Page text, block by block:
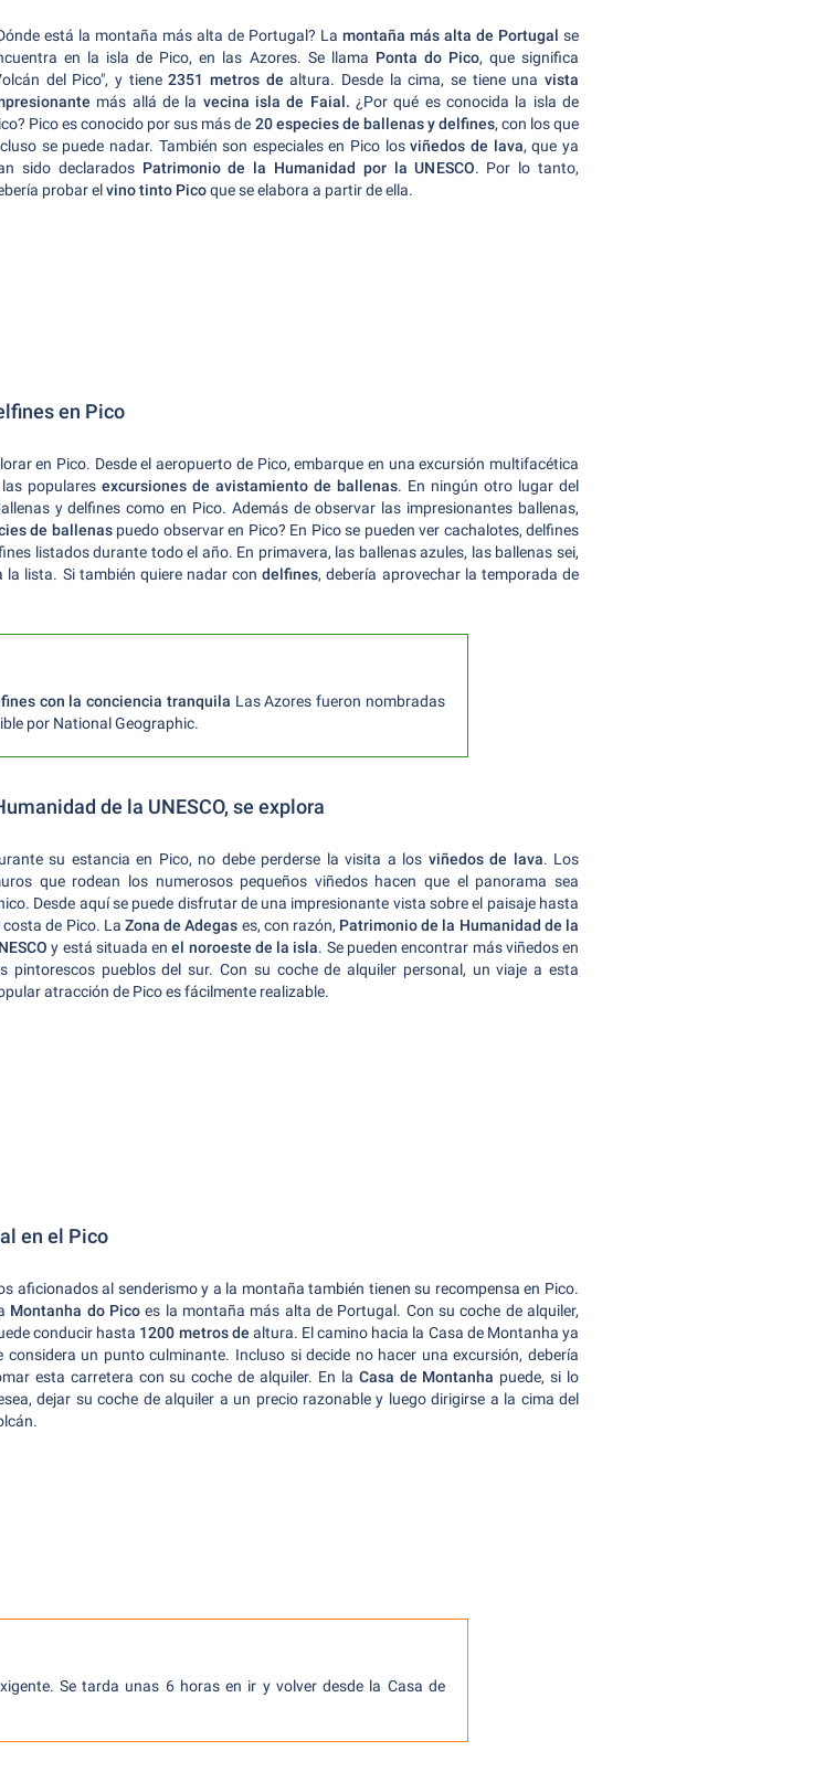
está la montaña más alta de Portugal? La montaña más alta de Portugal se
en la isla de Pico, en las Azores. Se llama Ponta do Pico, que significa
del Pico", y tiene2351 metros dealtura. Desde la cima, se tiene unavista
más allá de la vecina isla de Faial. ¿Por qué es conocida la isla de
Pico es conocido por sus más de 20 especies de ballenas y delfines, con los que
se puede nadar. También son especiales en Pico losviñedos de lava, que ya
sido declarados Patrimonio de la Humanidad por la UNESCO. Por lo tanto,
probar elvino tinto Picoque se elabora a partir de ella.
en Pico
en Pico. Desde el aeropuerto de Pico, embarque en una excursión multifacética
las popularesexcursiones de avistamiento de ballenas. En ningún otro lugar del
y delfines como en Pico. Además de observar las impresionantes ballenas,
de ballenaspuedo observar en Pico? En Pico se pueden ver cachalotes, delfines
listados durante todo el año. En primavera, las ballenas azules, las ballenas sei,
la lista. Si también quiere nadar condelfines, debería aprovechar la temporada de
con la conciencia tranquila Las Azores fueron nombradas
por National Geographic.
de la UNESCO, se explora
su estancia en Pico, no debe perderse la visita a los viñedos de lava. Los
que rodean los numerosos pequeños viñedos hacen que el panorama sea
Desde aquí se puede disfrutar de una impresionante vista sobre el paisaje hasta
costa de Pico. La Zona de Adegas es, con razón, Patrimonio de la Humanidad de la
y está situada enel noroeste de la isla. Se pueden encontrar más viñedos en
pintorescos pueblos del sur. Con su coche de alquiler personal, un viaje a esta
atracción de Pico es fácilmente realizable.
en el Pico
aficionados al senderismo y a la montaña también tienen su recompensa en Pico.
Montanha do Pico es la montaña más alta de Portugal. Con su coche de alquiler,
conducir hasta 1200 metros de altura. El camino hacia la Casa de Montanha ya
considera un punto culminante. Incluso si decide no hacer una excursión, debería
esta carretera con su coche de alquiler. En la Casa de Montanha puede, si lo
dejar su coche de alquiler a un precio razonable y luego dirigirse a la cima del
Se tarda unas 6 horas en ir y volver desde la Casa de